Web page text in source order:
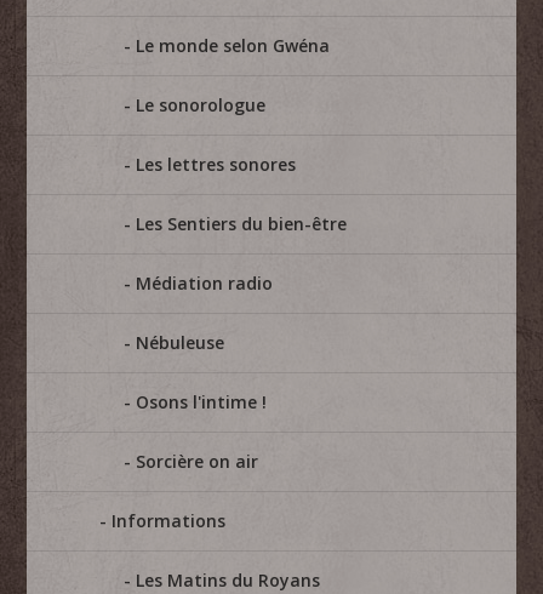
Le monde selon Gwéna
Le sonorologue
Les lettres sonores
Les Sentiers du bien-être
Médiation radio
Nébuleuse
Osons l'intime !
Sorcière on air
Informations
Les Matins du Royans